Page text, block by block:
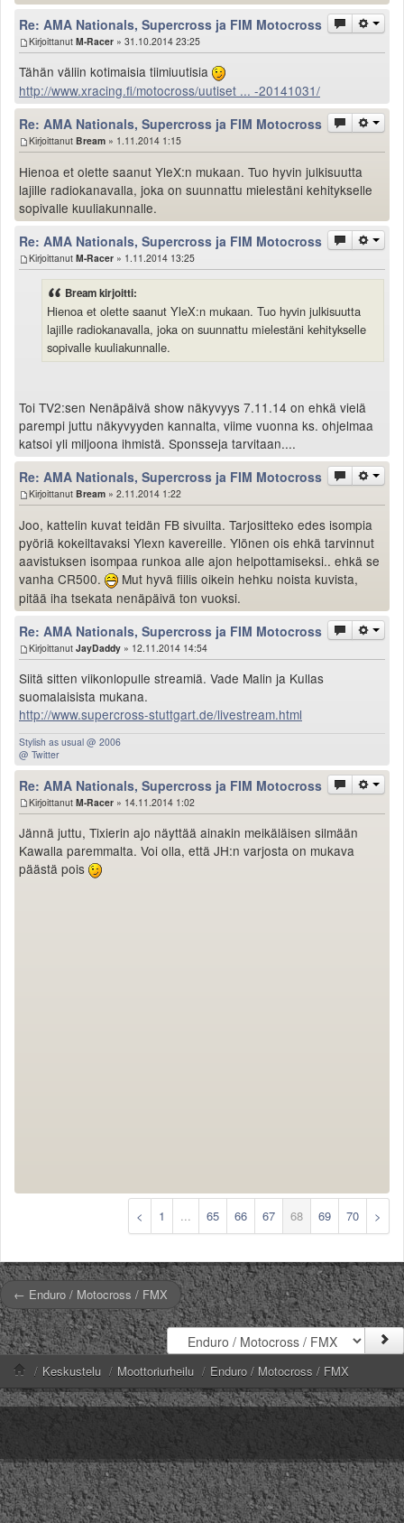
Re: AMA Nationals, Supercross ja FIM Motocross
Kirjoittanut M-Racer » 31.10.2014 23:25
Tähän väliin kotimaisia tiimiuutisia
http://www.xracing.fi/motocross/uutiset ... -20141031/
Re: AMA Nationals, Supercross ja FIM Motocross
Kirjoittanut Bream » 1.11.2014 1:15
Hienoa et olette saanut YleX:n mukaan. Tuo hyvin julkisuutta
lajille radiokanavalla, joka on suunnattu mielestäni kehitykselle
sopivalle kuuliakunnalle.
Re: AMA Nationals, Supercross ja FIM Motocross
Kirjoittanut M-Racer » 1.11.2014 13:25
Bream kirjoitti:
Hienoa et olette saanut YleX:n mukaan. Tuo hyvin julkisuutta
lajille radiokanavalla, joka on suunnattu mielestäni kehitykselle
sopivalle kuuliakunnalle.
Toi TV2:sen Nenäpäivä show näkyvyys 7.11.14 on ehkä vielä
parempi juttu näkyvyyden kannalta, viime vuonna ks. ohjelmaa
katsoi yli miljoona ihmistä. Sponsseja tarvitaan....
Re: AMA Nationals, Supercross ja FIM Motocross
Kirjoittanut Bream » 2.11.2014 1:22
Joo, kattelin kuvat teidän FB sivuilta. Tarjositteko edes isompia
pyöriä kokeiltavaksi Ylexn kavereille. Ylönen ois ehkä tarvinnut
aavistuksen isompaa runkoa alle ajon helpottamiseksi.. ehkä se
vanha CR500.
Mut hyvä fiilis oikein hehku noista kuvista,
pitää iha tsekata nenäpäivä ton vuoksi.
Re: AMA Nationals, Supercross ja FIM Motocross
Kirjoittanut JayDaddy » 12.11.2014 14:54
Siitä sitten viikonlopulle streamiä. Vade Malin ja Kullas
suomalaisista mukana.
http://www.supercross-stuttgart.de/livestream.html
Stylish as usual @ 2006
@ Twitter
Re: AMA Nationals, Supercross ja FIM Motocross
Kirjoittanut M-Racer » 14.11.2014 1:02
Jännä juttu, Tixierin ajo näyttää ainakin meikäläisen silmään
Kawalla paremmalta. Voi olla, että JH:n varjosta on mukava
päästä pois
< 1 ... 65 66 67 68 69 70 >
← Enduro / Motocross / FMX
/ Keskustelu / Moottoriurheilu / Enduro / Motocross / FMX